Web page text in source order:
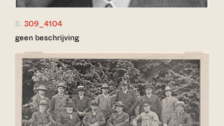
8. 309_4104
geen beschrijving